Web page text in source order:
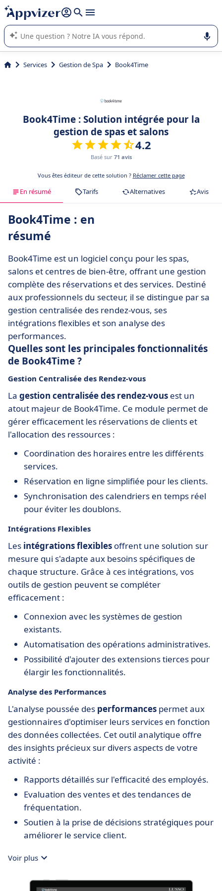
répondre (plusieurs lignes avec
L'IA de Appvizer vous guide dans l'utilisation ou la sélection de
logiciel SaaS en entreprise.
Services Gestion de Spa Book4Time
Book4Time : Solution intégrée pour la
gestion de spas et salons
4.2
Basé sur 71 avis
Vous êtes éditeur de cette solution ? Réclamer cette page
En résumé Tarifs Alternatives Avis
Book4Time : en
résumé
Book4Time est un logiciel conçu pour les spas,
salons et centres de bien-être, offrant une gestion
complète des réservations et des services. Destiné
aux professionnels du secteur, il se distingue par sa
gestion centralisée des rendez-vous, ses
intégrations flexibles et son analyse des
performances.
Quelles sont les principales fonctionnalités
de Book4Time ?
Gestion Centralisée des Rendez-vous
La gestion centralisée des rendez-vous est un
atout majeur de Book4Time. Ce module permet de
gérer efficacement les réservations de clients et
l'allocation des ressources :
Coordination des horaires entre les différents
services.
Réservation en ligne simplifiée pour les clients.
Synchronisation des calendriers en temps réel
pour éviter les doublons.
Intégrations Flexibles
Les intégrations flexibles offrent une solution sur
mesure qui s'adapte aux besoins spécifiques de
chaque structure. Grâce à ces intégrations, vos
outils de gestion peuvent se compléter
efficacement :
Connexion avec les systèmes de gestion
existants.
Automatisation des opérations administratives.
Possibilité d'ajouter des extensions tierces pour
élargir les fonctionnalités.
Analyse des Performances
L'analyse poussée des performances permet aux
gestionnaires d'optimiser leurs services en fonction
des données collectées. Cet outil analytique offre
des insights précieux sur divers aspects de votre
activité :
Rapports détaillés sur l'efficacité des employés.
Evaluation des ventes et des tendances de
fréquentation.
Soutien à la prise de décisions stratégiques pour
améliorer le service client.
Voir plus